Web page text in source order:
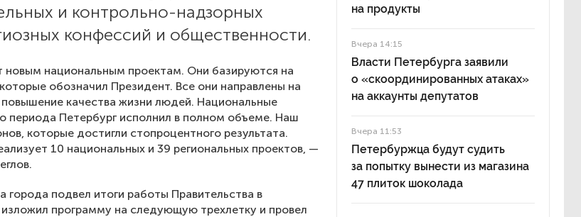
и контрольно-надзорных
конфессий и общественности.
новым национальным проектам. Они базируются на
обозначил Президент. Все они направлены на
качества жизни людей. Национальные
периода Петербург исполнил в полном объеме. Наш
которые достигли стопроцентного результата.
10 национальных и 39 региональных проектов, —
города подвел итоги работы Правительства в
программу на следующую трехлетку и провел
на продукты
Вчера 14:15
Власти Петербурга заявили
о «скоординированных атаках»
на аккаунты депутатов
Вчера 11:53
Петербуржца будут судить
за попытку вынести из магазина
47 плиток шоколада